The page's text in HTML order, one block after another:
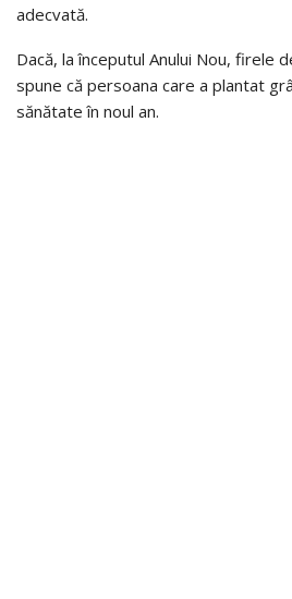
adecvată.
Dacă, la începutul Anului Nou, firele
spune că persoana care a plantat
sănătate în noul an.